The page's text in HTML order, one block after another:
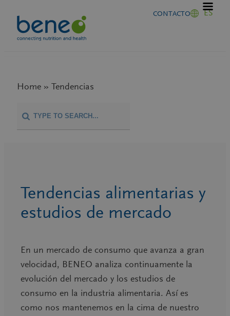
contenido
CONTACTO ES
Home » Tendencias
Tendencias alimentarias y
estudios de mercado
En un mercado de consumo que avanza a gran
velocidad, BENEO analiza continuamente la
evolución del mercado y los estudios de
consumo en la industria alimentaria. Así es
como nos mantenemos en la cima de nuestro